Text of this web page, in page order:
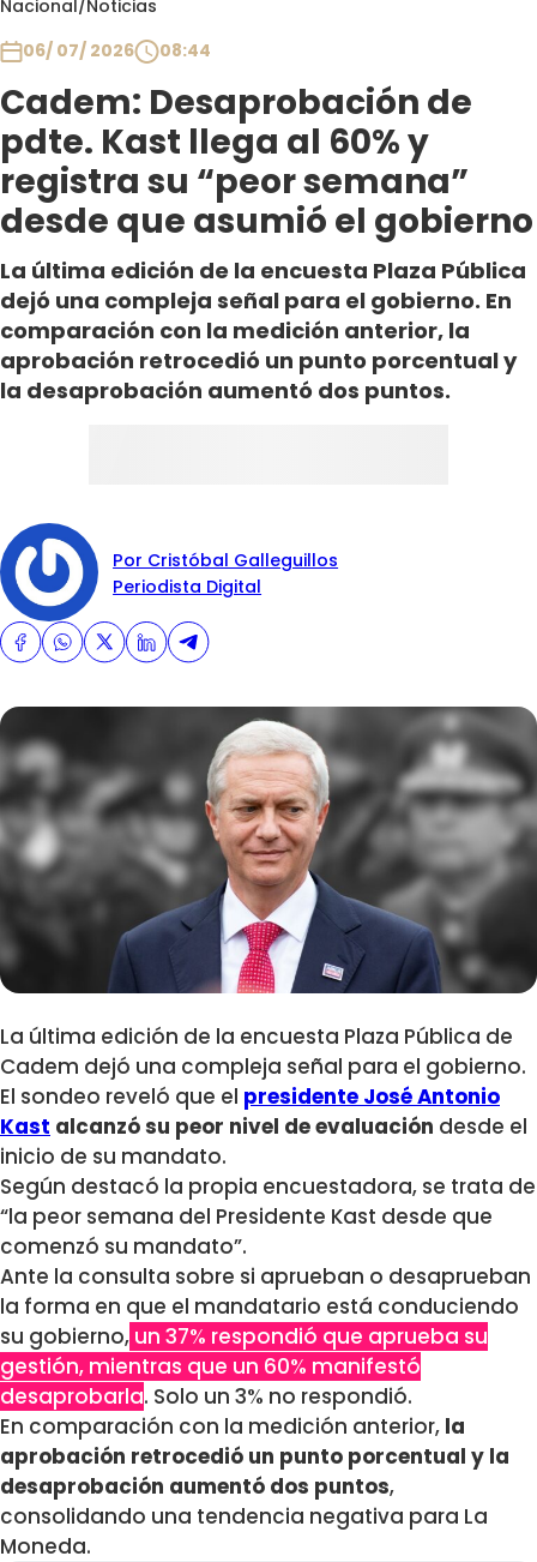
Nacional/Noticias
06/ 07/ 2026
08:44
Cadem: Desaprobación de
pdte. Kast llega al 60% y
registra su “peor semana”
desde que asumió el gobierno
La última edición de la encuesta Plaza Pública
dejó una compleja señal para el gobierno. En
comparación con la medición anterior, la
aprobación retrocedió un punto porcentual y
la desaprobación aumentó dos puntos.
Por Cristóbal Galleguillos
Periodista Digital
La última edición de la encuesta Plaza Pública de
Cadem dejó una compleja señal para el gobierno.
El sondeo reveló que el presidente José Antonio
Kast alcanzó su peor nivel de evaluación desde el
inicio de su mandato.
Según destacó la propia encuestadora, se trata de
“la peor semana del Presidente Kast desde que
comenzó su mandato”.
Ante la consulta sobre si aprueban o desaprueban
la forma en que el mandatario está conduciendo
su gobierno, un 37% respondió que aprueba su
gestión, mientras que un 60% manifestó
desaprobarla. Solo un 3% no respondió.
En comparación con la medición anterior, la
aprobación retrocedió un punto porcentual y la
desaprobación aumentó dos puntos,
consolidando una tendencia negativa para La
Moneda.
Club De La Comedia
Contigo en Directo
Plan Perfecto
El Tiempo
Sabingo
Todos Los Programas